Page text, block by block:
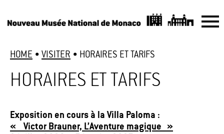
HOME • VISITER • HORAIRES ET TARIFS
HORAIRES ET TARIFS
Exposition en cours à la Villa Paloma :
« Victor Brauner, L’Aventure magique »